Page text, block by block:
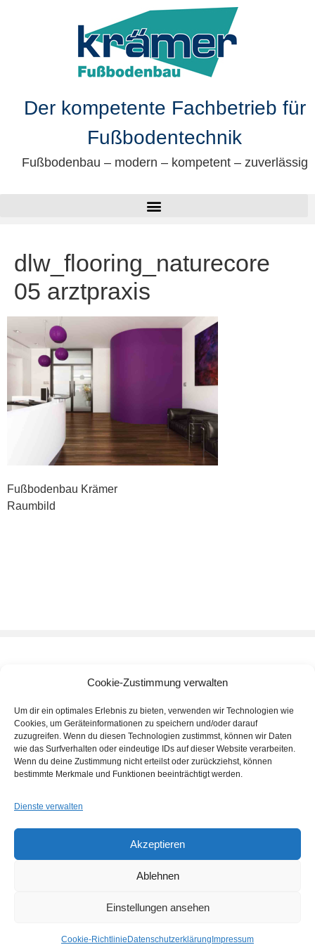
Cookie-Zustimmung verwalten
Um dir ein optimales Erlebnis zu bieten, verwenden wir Technologien wie
Cookies, um Geräteinformationen zu speichern und/oder darauf
zuzugreifen. Wenn du diesen Technologien zustimmst, können wir Daten
wie das Surfverhalten oder eindeutige IDs auf dieser Website verarbeiten.
Wenn du deine Zustimmung nicht erteilst oder zurückziehst, können
bestimmte Merkmale und Funktionen beeinträchtigt werden.
Dienste verwalten
Akzeptieren
Ablehnen
Einstellungen ansehen
Cookie-Richtlinie Datenschutzerklärung Impressum
Der kompetente Fachbetrieb für
Fußbodentechnik
Fußbodenbau – modern – kompetent – zuverlässig
dlw_flooring_naturecore
05 arztpraxis
Fußbodenbau Krämer
Raumbild
Bilder und Texte sind urheberrechtlich geschützt und dürfen
ohne schriftliche Genehmigung nicht genutzt werden.
Schönberg Handling Service GmbH
https://www.fussbodenbau-